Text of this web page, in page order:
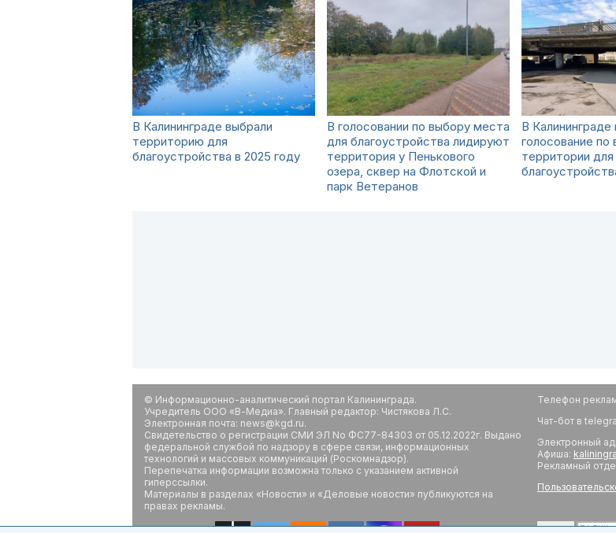
В Калининграде выбрали
территорию для
благоустройства в 2025 году
В голосовании по выбору места
для благоустройства лидируют
территория у Пенькового
озера, сквер на Флотской и
парк Ветеранов
В Калининграде
голосование по
территории для
© Информационно-аналитический портал Калининграда.
Учредитель ООО «В-Медиа». Главный редактор: Чистякова Л.С.
Электронная почта: news@kgd.ru.
Свидетельство о регистрации СМИ ЭЛ No ФС77-84303 от 05.12.2022г. Выдано
федеральной службой по надзору в сфере связи, информационных
технологий и массовых коммуникаций (Роскомнадзор).
Перепечатка информации возможна только с указанием активной
гиперссылки.
Материалы в разделах «Новости» и «Деловые новости» публикуются на
правах рекламы.
Телефон
Чат-бот в
Электронный
Афиша:
Рекламный